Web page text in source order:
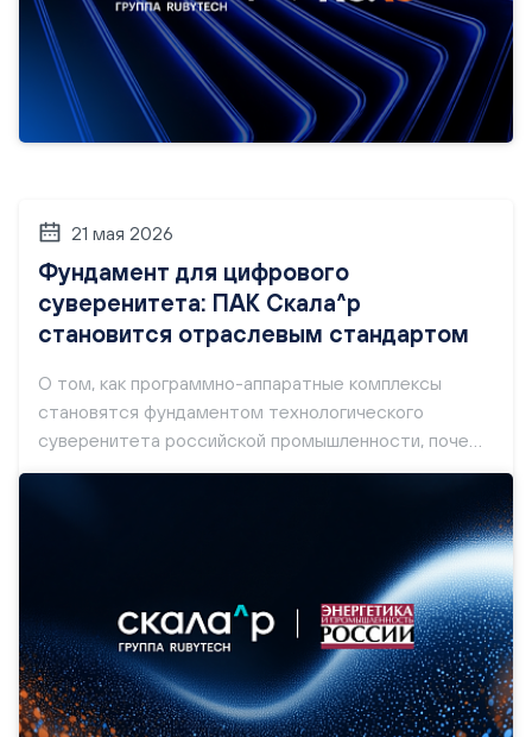
21 мая 2026
Фундамент для цифрового
суверенитета: ПАК Скала^р
становится отраслевым стандартом
О том, как программно-аппаратные комплексы
становятся фундаментом технологического
суверенитета российской промышленности, почему
бизнес сегодня делает ставку на
сборку из разнородных компонентов, и какую роль в
промышленной автоматизации играет ПАК Скала^р
от Группы Rubytech — читайте в свежем материале
газеты «Энергетика и промышленность России».